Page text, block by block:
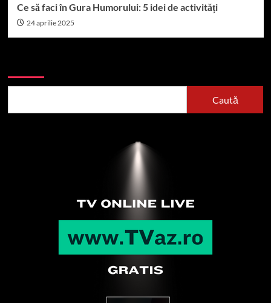
Ce să faci în Gura Humorului: 5 idei de activități
24 aprilie 2025
Caută